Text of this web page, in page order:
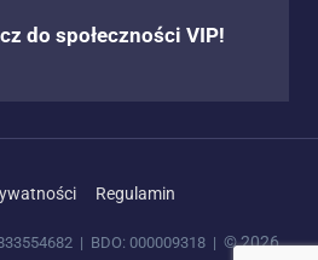
do społeczności VIP!
Regulamin
| BDO: 000009318 | © 2026